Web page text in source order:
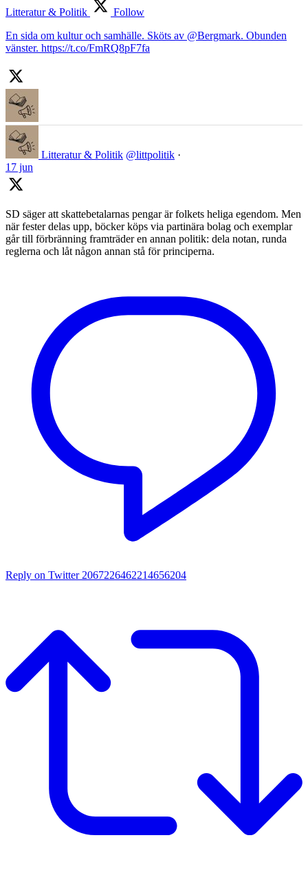
Litteratur & Politik
Follow
En sida om kultur och samhälle. Sköts av @Bergmark. Obunden
vänster. https://t.co/FmRQ8pF7fa
Litteratur & Politik @littpolitik ·
17 jun
SD säger att skattebetalarnas pengar är folkets heliga egendom. Men
när fester delas upp, böcker köps via partinära bolag och exemplar
går till förbränning framträder en annan politik: dela notan, runda
reglerna och låt någon annan stå för principerna.
Reply on Twitter 2067226462214656204